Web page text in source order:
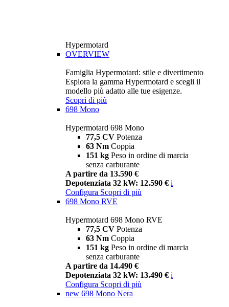
Hypermotard
OVERVIEW
Famiglia Hypermotard: stile e divertimento
Esplora la gamma Hypermotard e scegli il
modello più adatto alle tue esigenze.
Scopri di più
698 Mono
Hypermotard 698 Mono
77,5 CV Potenza
63 Nm Coppia
151 kg Peso in ordine di marcia
senza carburante
A partire da 13.590 €
Depotenziata 32 kW: 12.590 € i
Configura Scopri di più
698 Mono RVE
Hypermotard 698 Mono RVE
77,5 CV Potenza
63 Nm Coppia
151 kg Peso in ordine di marcia
senza carburante
A partire da 14.490 €
Depotenziata 32 kW: 13.490 € i
Configura Scopri di più
new 698 Mono Nera